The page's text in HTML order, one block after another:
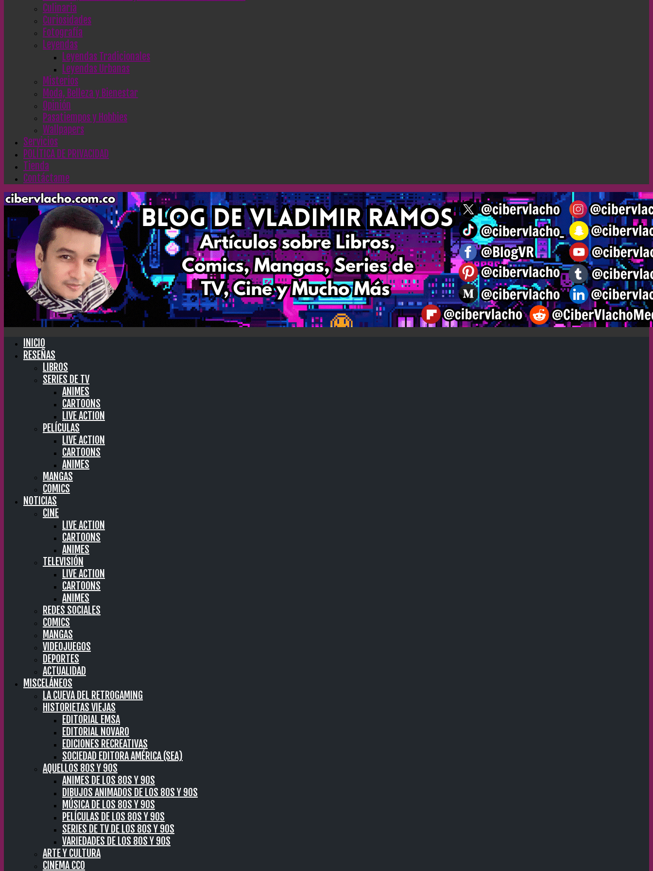
Culinaria
Curiosidades
Fotografía
Leyendas
Leyendas Tradicionales
Leyendas Urbanas
Misterios
Moda, Belleza y Bienestar
Opinión
Pasatiempos y Hobbies
Wallpapers
Servicios
POLÍTICA DE PRIVACIDAD
Tienda
Contáctame
INICIO
RESEÑAS
LIBROS
SERIES DE TV
ANIMES
CARTOONS
LIVE ACTION
PELÍCULAS
LIVE ACTION
CARTOONS
ANIMES
MANGAS
COMICS
NOTICIAS
CINE
LIVE ACTION
CARTOONS
ANIMES
TELEVISIÓN
LIVE ACTION
CARTOONS
ANIMES
REDES SOCIALES
COMICS
MANGAS
VIDEOJUEGOS
DEPORTES
ACTUALIDAD
MISCELÁNEOS
LA CUEVA DEL RETROGAMING
HISTORIETAS VIEJAS
EDITORIAL EMSA
EDITORIAL NOVARO
EDICIONES RECREATIVAS
SOCIEDAD EDITORA AMÉRICA (SEA)
AQUELLOS 80S Y 90S
ANIMES DE LOS 80S Y 90S
DIBUJOS ANIMADOS DE LOS 80S Y 90S
MÚSICA DE LOS 80S Y 90S
PELÍCULAS DE LOS 80S Y 90S
SERIES DE TV DE LOS 80S Y 90S
VARIEDADES DE LOS 80S Y 90S
ARTE Y CULTURA
CINEMA CC0